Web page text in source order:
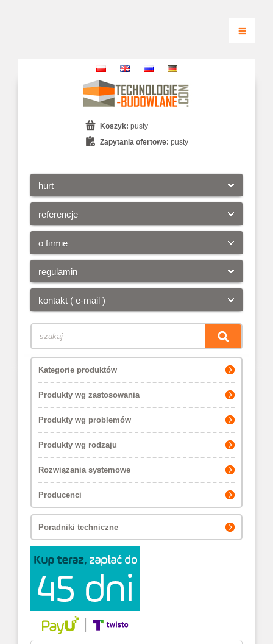
hurt
referencje
o firmie
regulamin
kontakt ( e-mail )
Koszyk: pusty
Zapytania ofertowe: pusty
Kategorie produktów
Produkty wg zastosowania
Produkty wg problemów
Produkty wg rodzaju
Rozwiązania systemowe
Producenci
Poradniki techniczne